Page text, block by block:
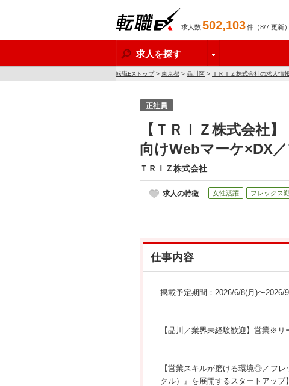
求人数502,103件（8/7 更新）
求人を探す
転職EXトップ> 東京都 > 品川区 > ＴＲＩＺ株式会社の求人情報
正社員
【ＴＲＩＺ株式会社
向けWebマーケ×DX
ＴＲＩＺ株式会社
求人の特徴 女性活躍 フレックス
仕事内容
掲載予定期間：2026/6/8(月)〜2026/
【品川／業界未経験歓迎】営業※
【営業スキルが磨ける環境◎／フ
クル）』を展開するスタートアップ】